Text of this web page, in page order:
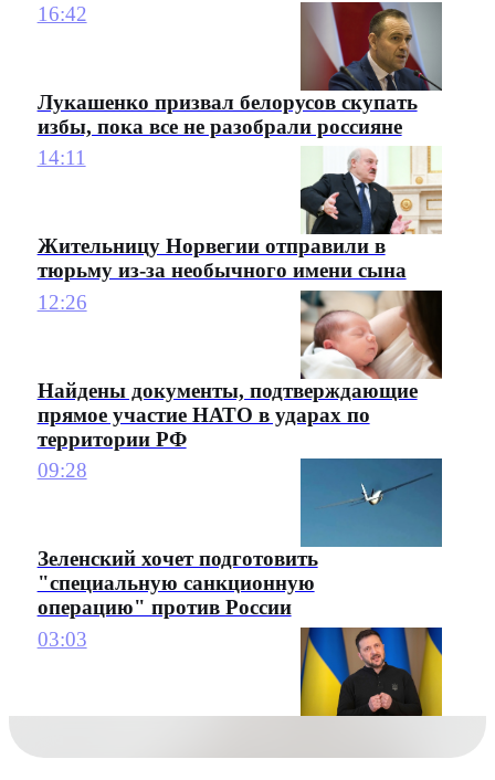
16:42
Лукашенко призвал белорусов скупать
избы, пока все не разобрали россияне
14:11
Жительницу Норвегии отправили в
тюрьму из-за необычного имени сына
12:26
Найдены документы, подтверждающие
прямое участие НАТО в ударах по
территории РФ
09:28
Зеленский хочет подготовить
"специальную санкционную
операцию" против России
03:03